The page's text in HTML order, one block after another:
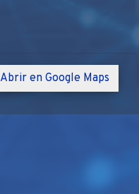
Abrir en Google Maps